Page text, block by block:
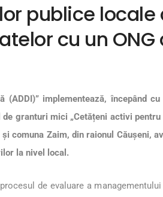
publice locale
cu un
(ADDI)” implementează, începând
granturi mici „Cetățeni activi
comuna Zaim, din raionul
la nivel local.
de evaluare a